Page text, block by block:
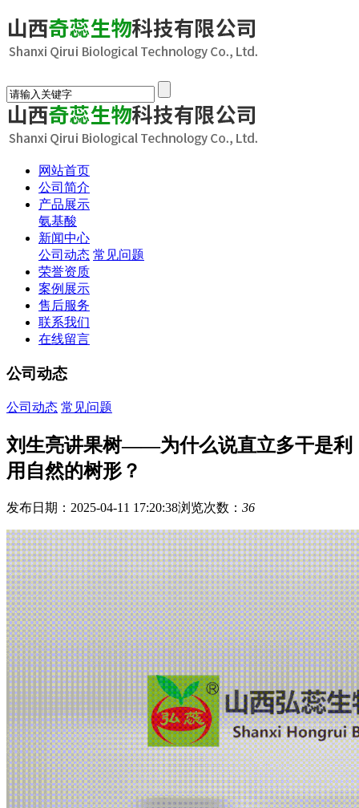
网站首页
公司简介
产品展示
氨基酸
新闻中心
公司动态 常见问题
荣誉资质
案例展示
售后服务
联系我们
在线留言
公司动态
公司动态 常见问题
刘生亮讲果树——为什么说直立多干是利
用自然的树形？
发布日期：2025-04-11 17:20:38浏览次数： 36